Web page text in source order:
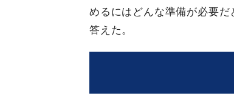
めるにはどんな準備が必要
答えた。